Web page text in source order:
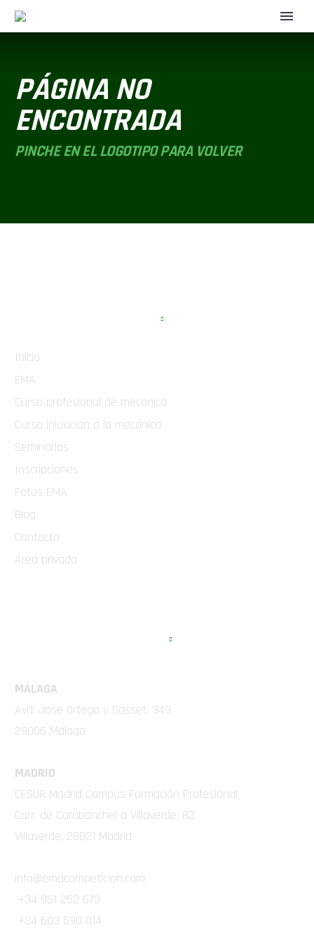
PÁGINA NO
ENCONTRADA
PINCHE EN EL LOGOTIPO PARA VOLVER
Inicio
EMA
Curso profesional de mecánica
Curso iniciación a la mecánica
Seminarios
Inscripciones
Fotos EMA
Blog
Contacto
Área privada
MÁLAGA
Avd. José Ortega y Gasset, 349
29006 Málaga
MADRID
CESUR Madrid Campus Formación Profesional
Carr. de Carabanchel a Villaverde, 82
Villaverde, 28021 Madrid
info@emacompeticion.com
+34 951 252 673
+34 603 590 014